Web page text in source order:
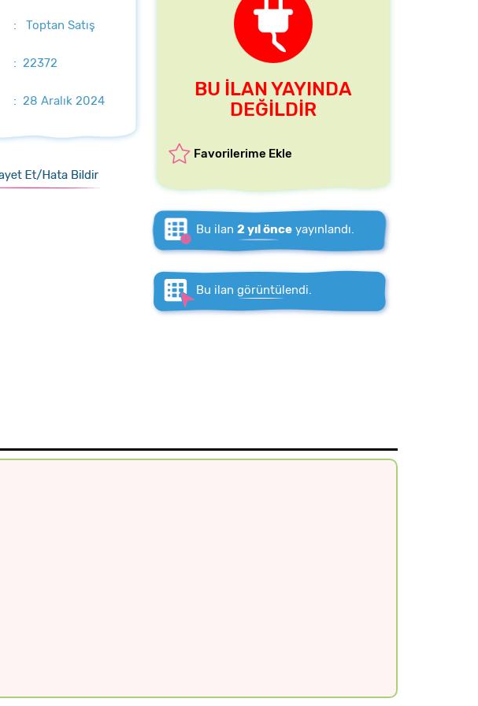
: Toptan Satış
: 22372
: 28 Aralık 2024
BU İLAN YAYINDA
DEĞİLDİR
Favorilerime Ekle
Bu ilan 2 yıl önce yayınlandı.
Bu ilan görüntülendi.